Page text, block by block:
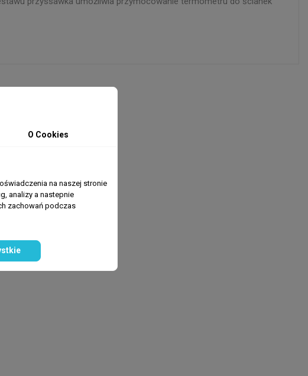
O Cookies
na naszej stronie
analizy a nastepnie
zachowań podczas